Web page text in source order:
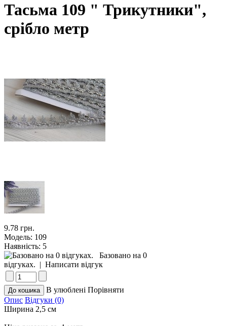
Тасьма 109 " Трикутники",
срібло метр
9.78 грн.
Модель: 109
Наявність: 5
Базовано на 0
відгуках. | Написати відгук
В улюблені Порівняти
Опис Відгуки (0)
Ширина 2,5 см